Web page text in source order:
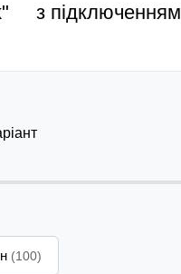
з підключенням
(100)